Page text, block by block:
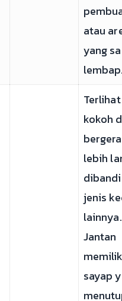
atau
yang
kokoh
lebih
jenis
lainnya.
Jantan
sayap